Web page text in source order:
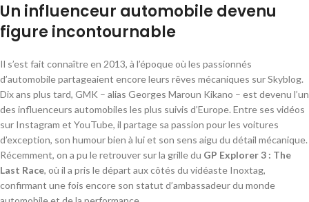
Un influenceur automobile devenu
figure incontournable
Il s’est fait connaître en 2013, à l’époque où les passionnés
d’automobile partageaient encore leurs rêves mécaniques sur Skyblog.
Dix ans plus tard, GMK – alias Georges Maroun Kikano – est devenu l’un
des influenceurs automobiles les plus suivis d’Europe. Entre ses vidéos
sur Instagram et YouTube, il partage sa passion pour les voitures
d’exception, son humour bien à lui et son sens aigu du détail mécanique.
Récemment, on a pu le retrouver sur la grille du GP Explorer 3 : The
Last Race, où il a pris le départ aux côtés du vidéaste Inoxtag,
confirmant une fois encore son statut d’ambassadeur du monde